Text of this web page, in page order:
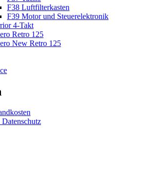
F38 Luftfilterkasten
F39 Motor und Steuerelektronik
4-Takt
Retro 125
New Retro 125